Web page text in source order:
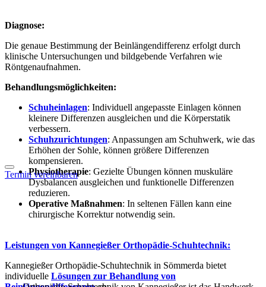
Termin vereinbaren
Diagnose:
Die genaue Bestimmung der Beinlängendifferenz erfolgt durch
klinische Untersuchungen und bildgebende Verfahren wie
Röntgenaufnahmen.
Behandlungsmöglichkeiten:
Schuheinlagen: Individuell angepasste Einlagen können
kleinere Differenzen ausgleichen und die Körperstatik
verbessern.
Schuhzurichtungen: Anpassungen am Schuhwerk, wie das
Erhöhen der Sohle, können größere Differenzen
kompensieren.
Physiotherapie: Gezielte Übungen können muskuläre
Dysbalancen ausgleichen und funktionelle Differenzen
reduzieren.
Operative Maßnahmen: In seltenen Fällen kann eine
chirurgische Korrektur notwendig sein.
Leistungen von Kannegießer Orthopädie-Schuhtechnik:
Kannegießer Orthopädie-Schuhtechnik in Sömmerda bietet
individuelle Lösungen zur Behandlung von